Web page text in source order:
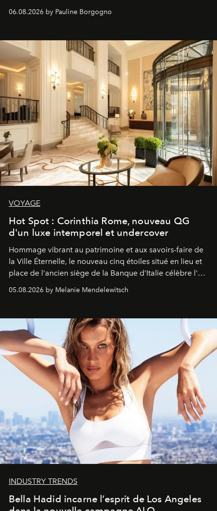
06.08.2026 by Pauline Borgogno
VOYAGE
Hot Spot : Corinthia Rome, nouveau QG
d'un luxe intemporel et undercover
Hommage vibrant au patrimoine et aux savoirs-faire de
la Ville Éternelle, le nouveau cinq étoiles situé en lieu et
place de l'ancien siège de la Banque d'Italie célèbre l'art
05.08.2026 by Melanie Mendelewitsch
INDUSTRY TRENDS
Bella Hadid incarne l’esprit de Los Angeles